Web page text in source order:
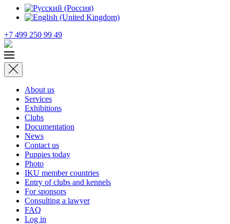
+7 499 250 99 49
About us
Services
Exhibitions
Clubs
Documentation
News
Contact us
Puppies today
Photo
IKU member countries
Entry of clubs and kennels
For sponsors
Consulting a lawyer
FAQ
Log in